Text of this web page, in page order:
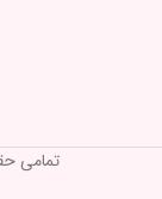
تمامی